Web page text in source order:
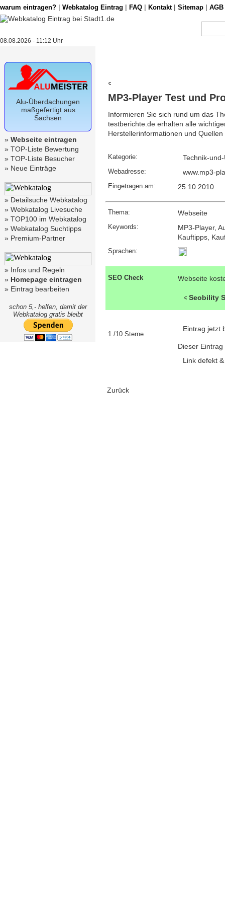
warum eintragen? | Webkatalog Eintrag | FAQ | Kontakt| Sitemap | AGB
08.08.2026 - 11:12 Uhr
Alu-Überdachungen
maßgefertigt aus
Sachsen
» Webseite eintragen
» TOP-Liste Bewertung
» TOP-Liste Besucher
» Neue Einträge
» Detailsuche Webkatalog
» Webkatalog Livesuche
» TOP100 im Webkatalog
» Webkatalog Suchtipps
» Premium-Partner
» Infos und Regeln
» Homepage eintragen
» Eintrag bearbeiten
schon 5,- helfen, damit der
Webkatalog gratis bleibt
MP3-Player Test und
Informieren Sie sich rund um das
testberichte.de erhalten alle
Herstellerinformationen und
Kategorie: Technik-
Webadresse: www.mp3-
Eingetragen am: 25.10.2010
Thema: Webseite
Keywords:
MP3-Player,
Kauftipps,
Sprachen:
SEO Check Webseite
Seobility
1 /10 Sterne
Eintrag jetzt
Dieser
Link defekt
Zurück